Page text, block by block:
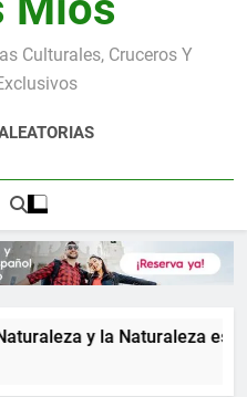
Culturales, Cruceros Y
y la Naturaleza es el Lujo